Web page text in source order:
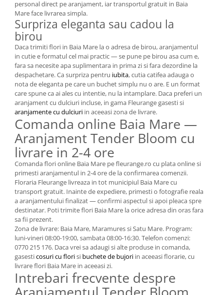
personal direct pe aranjament, iar transportul gratuit in Baia
Mare face livrarea simpla.
Surpriza eleganta sau cadou la
birou
Daca trimiti flori in Baia Mare la o adresa de birou, aranjamentul
in cutie e formatul cel mai practic — se pune pe birou asa cum e,
fara sa necesite apa suplimentara in prima zi si fara dezordine la
despachetare. Ca surpriza pentru iubita, cutia catifea adauga o
nota de eleganta pe care un buchet simplu nu o are. E un format
care spune ca ai ales cu intentie, nu la intamplare. Daca preferi un
aranjament cu dulciuri incluse, in gama Fleurange gasesti si
aranjamente cu dulciuri in aceeasi zona de livrare.
Comanda online Baia Mare —
Aranjament Tender Bloom cu
livrare in 2-4 ore
Comanda flori online Baia Mare pe fleurange.ro cu plata online si
primesti aranjamentul in 2-4 ore de la confirmarea comenzii.
Floraria Fleurange livreaza in tot municipiul Baia Mare cu
transport gratuit. Inainte de expediere, primesti o fotografie reala
a aranjamentului finalizat — confirmi aspectul si apoi pleaca spre
destinatar. Poti trimite flori Baia Mare la orice adresa din oras fara
sa fii prezent.
Zona de livrare: Baia Mare, Maramures si Satu Mare. Program:
luni-vineri 08:00-19:00, sambata 08:00-16:30. Telefon comenzi:
0770 215 176. Daca vrei sa adaugi si alte produse in comanda,
gasesticosuri cu florisi buchete de bujori in aceeasi florarie, cu
livrare flori Baia Mare in aceeasi zi.
Intrebari frecvente despre